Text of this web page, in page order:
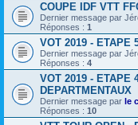
COUPE IDF VTT
Dernier message par
Réponses : 1
VOT 2019 - ETAPE
Dernier message par
Réponses : 4
VOT 2019 - ETAPE
DEPARTMENTAUX
Dernier message par le
Réponses : 10